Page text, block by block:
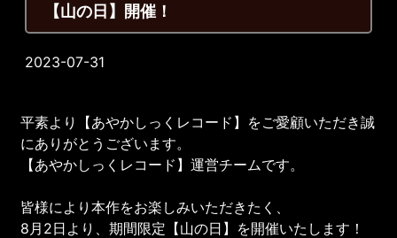
【山の日】開催！
2023-07-31
平素より【あやかしっくレコード】をご愛顧いただき誠
にありがとうございます。
【あやかしっくレコード】運営チームです。
皆様により本作をお楽しみいただきたく、
8月2日より、期間限定【山の日】を開催いたします！